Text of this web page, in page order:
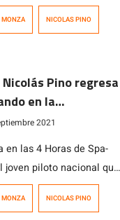
que “pese a la
en […]
MONZA NICOLAS PINO
Pino regresa
en la
2021
las 4 Horas de Spa-
joven piloto nacional que
a Italia para
MONZA NICOLAS PINO